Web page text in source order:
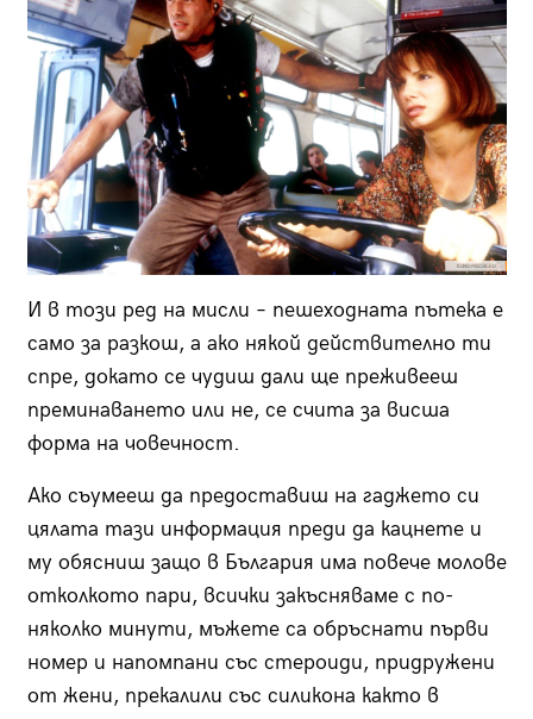
И в този ред на мисли – пешеходната пътека е
само за разкош, а ако някой действително ти
спре, докато се чудиш дали ще преживееш
преминаването или не, се счита за висша
форма на човечност.
Ако съумееш да предоставиш на гаджето си
цялата тази информация преди да кацнете и
му обясниш защо в България има повече молове
отколкото пари, всички закъсняваме с по-
няколко минути, мъжете са обръснати първи
номер и напомпани със стероиди, придружени
от жени, прекалили със силикона както в